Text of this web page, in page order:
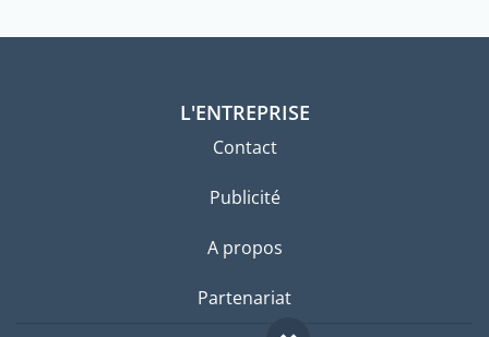
L'ENTREPRISE
Contact
Publicité
A propos
Partenariat